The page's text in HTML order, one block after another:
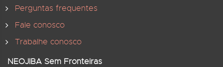
Perguntas frequentes
Fale conosco
Trabalhe conosco
NEOJIBA Sem Fronteiras